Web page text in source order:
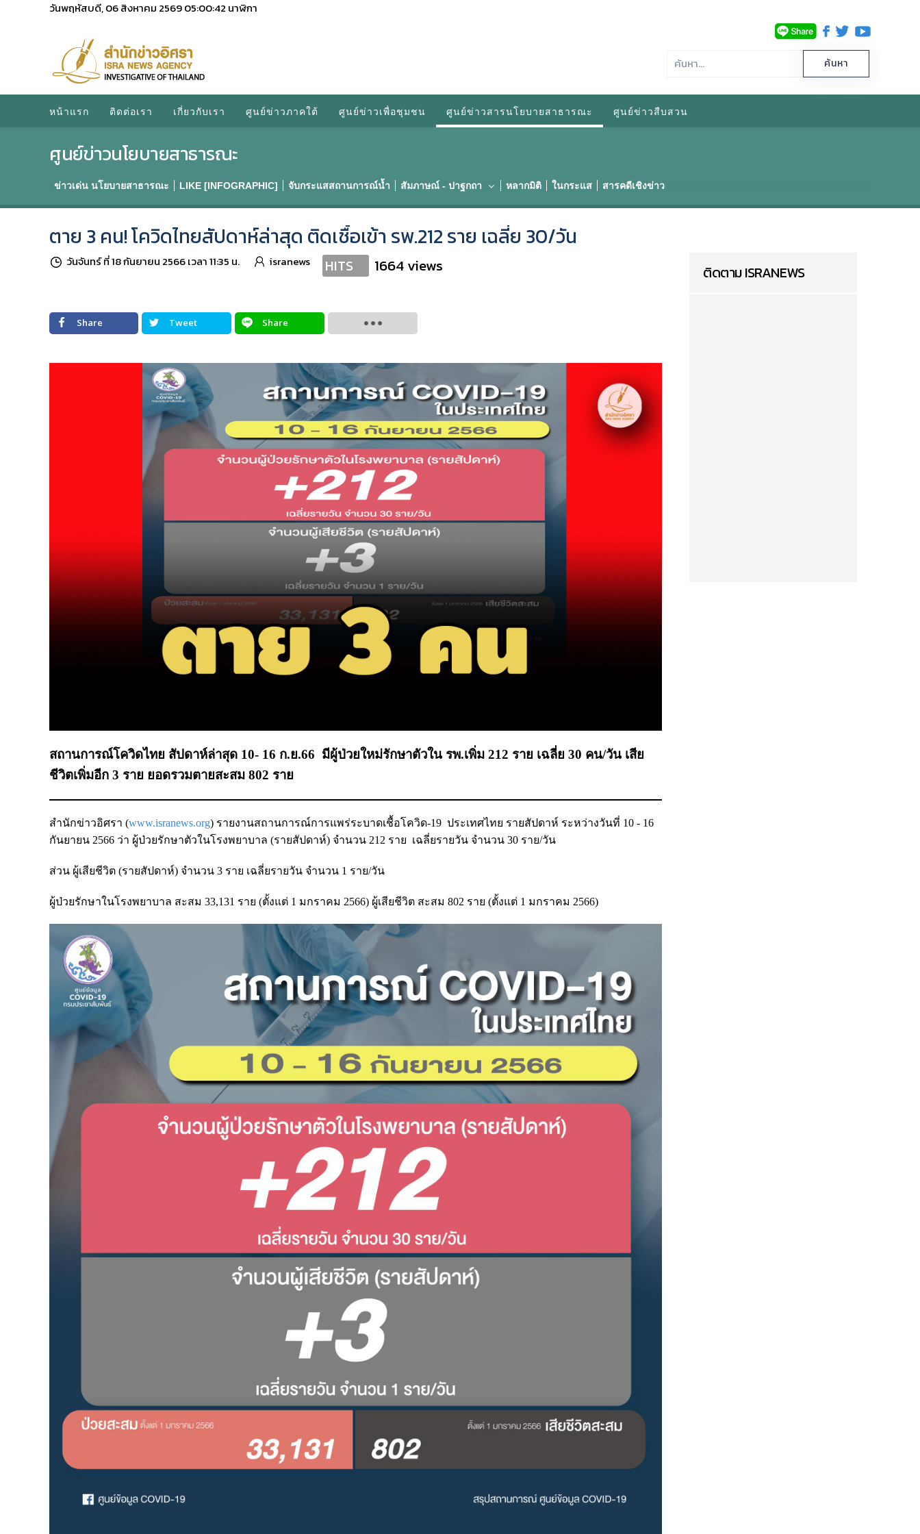
วันพฤหัสบดี, 06 สิงหาคม 256905:00:42 นาฬิกา
หน้าแรก ติดต่อเรา เกี่ยวกับเรา ศูนย์ข่าวภาคใต้ ศูนย์ข่าวเพื่อชุมชน ศูนย์ข่าวสารนโยบายสาธารณะ ศูนย์ข่าวสืบสวน
ศูนย์ข่าวนโยบายสาธารณะ
ข่าวเด่น นโยบายสาธารณะ LIKE [INFOGRAPHIC] จับกระแสสถานการณ์น้ำ สัมภาษณ์ - ปาฐกถา หลากมิติ ในกระแส สารคดีเชิงข่าว
ตาย 3 คน! โควิดไทยสัปดาห์ล่าสุด ติดเชื้อเข้า รพ.212 ราย เฉลี่ย 30/วัน
วันจันทร์ ที่ 18 กันยายน 2566 เวลา 11:35 น. isranews HITS 1664 views
Share Tweet Share
สถานการณ์โควิดไทย สัปดาห์ล่าสุด 10- 16 ก.ย.66 มีผู้ป่วยใหม่รักษาตัวใน รพ.เพิ่ม 212 ราย เฉลี่ย 30 คน/วัน เสีย
ชีวิตเพิ่มอีก 3 ราย ยอดรวมตายสะสม 802 ราย
สำนักข่าวอิศรา (www.isranews.org) รายงานสถานการณ์การแพร่ระบาดเชื้อโควิด-19 ประเทศไทย รายสัปดาห์ ระหว่างวันที่ 10 - 16
กันยายน 2566 ว่า ผู้ป่วยรักษาตัวในโรงพยาบาล (รายสัปดาห์) จำนวน 212 ราย เฉลี่ยรายวัน จำนวน 30 ราย/วัน
ส่วน ผู้เสียชีวิต (รายสัปดาห์) จำนวน 3 ราย เฉลี่ยรายวัน จำนวน 1 ราย/วัน
ผู้ป่วยรักษาในโรงพยาบาล สะสม 33,131 ราย (ตั้งแต่ 1 มกราคม 2566) ผู้เสียชีวิต สะสม 802 ราย (ตั้งแต่ 1 มกราคม 2566)
ติดตาม ISRANEWS